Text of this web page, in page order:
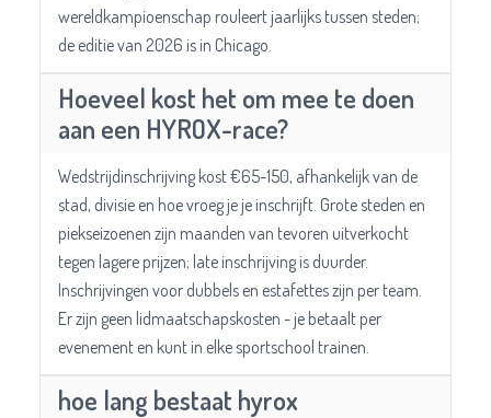
wereldkampioenschap rouleert jaarlijks tussen steden;
de editie van 2026 is in Chicago.
Hoeveel kost het om mee te doen
aan een HYROX-race?
Wedstrijdinschrijving kost €65-150, afhankelijk van de
stad, divisie en hoe vroeg je je inschrijft. Grote steden en
piekseizoenen zijn maanden van tevoren uitverkocht
tegen lagere prijzen; late inschrijving is duurder.
Inschrijvingen voor dubbels en estafettes zijn per team.
Er zijn geen lidmaatschapskosten - je betaalt per
evenement en kunt in elke sportschool trainen.
hoe lang bestaat hyrox